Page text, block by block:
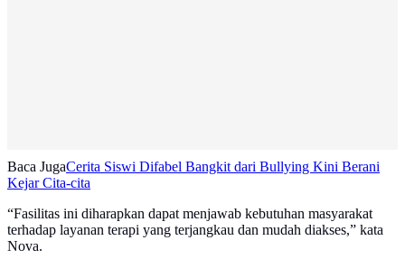
Baca JugaCerita Siswi Difabel Bangkit dari Bullying Kini Berani
Kejar Cita-cita
“Fasilitas ini diharapkan dapat menjawab kebutuhan masyarakat
terhadap layanan terapi yang terjangkau dan mudah diakses,” kata
Nova.